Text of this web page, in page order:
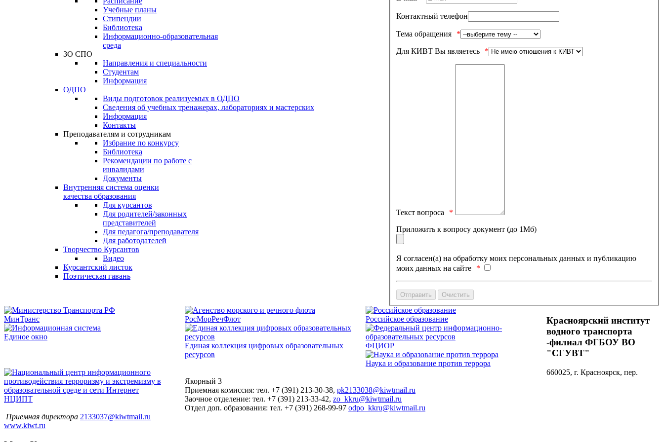
Учебные планы
Стипендии
Библиотека
Информационно-образовательная
среда
ЗО СПО
Направления и специальности
Студентам
Информация
ОДПО
Виды подготовок реализуемых в ОДПО
Сведения об учебных тренажерах, лабораториях и мастерских
Информация
Контакты
Преподавателям и сотрудникам
Избрание по конкурсу
Библиотека
Рекомендации по работе с
инвалидами
Документы
Внутренняя система оценки
качества образования
Для курсантов
Для родителей/законных
представителей
Для педагога/преподавателя
Для работодателей
Творчество Курсантов
Видео
Курсантский листок
Поэтическая гавань
Контактный телефон
Тема обращения
Для КИВТ Вы являетесь
Текст вопроса
Приложить к вопросу документ (до 1Мб)
Я согласен(а) на обработку моих персональных данных и публикацию
моих данных на сайте
МинТранс РосМорРечФлот Российское образование
Единое окно
Единая коллекция цифровых образовательных
ресурсов
ФЦИОР
Наука и образование против террора
НЦИПТ
Красноярский институт
водного транспорта
-филиал ФГБОУ ВО
"СГУВТ"
660025, г. Красноярск, пер.
Якорный 3
Приемная комиссия: тел. +7 (391) 213-30-38, pk2133038@kiwtmail.ru
Заочное отделение: тел. +7 (391) 213-33-42, zo_kkru@kiwtmail.ru
Отдел доп. образования: тел. +7 (391) 268-99-97 odpo_kkru@kiwtmail.ru
Приемная директора 2133037@kiwtmail.ru
www.kiwt.ru